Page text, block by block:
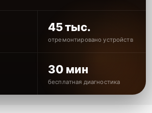
45 тыс.
отремонтировано устройств
30 мин
бесплатная диагностика